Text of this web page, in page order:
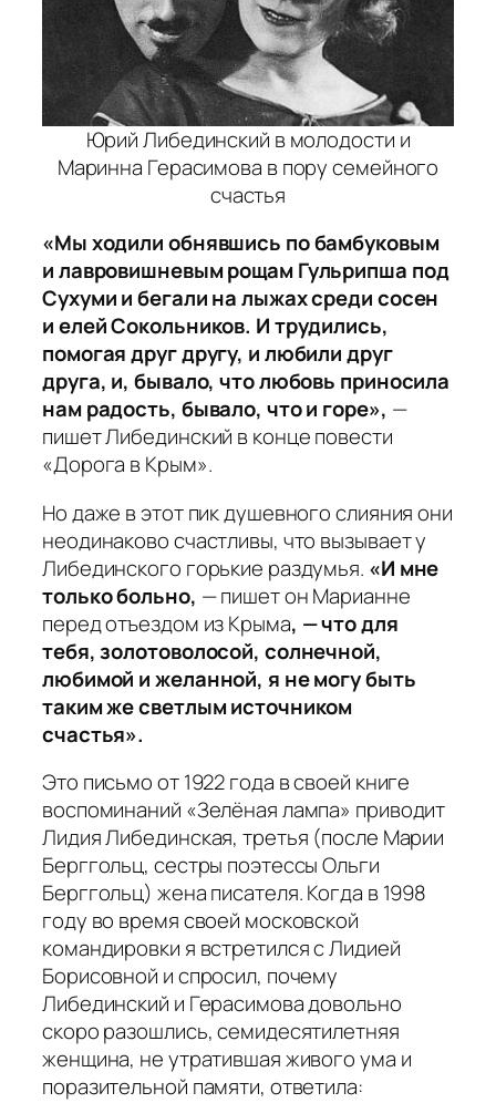
Юрий Либединский в молодости и
Маринна Герасимова в пору семейного
счастья
«Мы ходили обнявшись по бамбуковым
и лавровишневым рощам Гульрипша под
Сухуми и бегали на лыжах среди сосен
и елей Сокольников. И трудились,
помогая друг другу, и любили друг
друга, и, бывало, что любовь приносила
нам радость, бывало, что и горе», —
пишет Либединский в конце повести
«Дорога в Крым».
Но даже в этот пик душевного слияния они
неодинаково счастливы, что вызывает у
Либединского горькие раздумья. «И мне
только больно, — пишет он Марианне
перед отъездом из Крыма, — что для
тебя, золотоволосой, солнечной,
любимой и желанной, я не могу быть
таким же светлым источником
счастья».
Это письмо от 1922 года в своей книге
воспоминаний «Зелёная лампа» приводит
Лидия Либединская, третья (после Марии
Берггольц, сестры поэтессы Ольги
Берггольц) жена писателя. Когда в 1998
году во время своей московской
командировки я встретился с Лидией
Борисовной и спросил, почему
Либединский и Герасимова довольно
скоро разошлись, семидесятилетняя
женщина, не утратившая живого ума и
поразительной памяти, ответила: